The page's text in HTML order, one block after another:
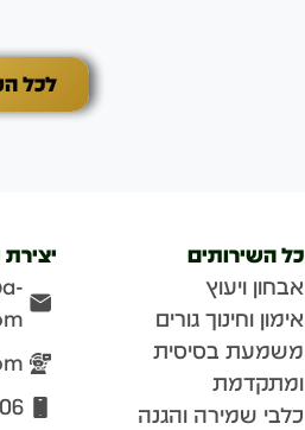
לכל
כל השירותים
אבחון ויעוץ
אימון וחינוך גורים
משמעת בסיסית
ומתקדמת
כלבי שמירה והגנה